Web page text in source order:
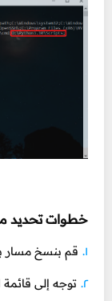
خطوات تحديد
قم بنسخ مسار
توجه إلى